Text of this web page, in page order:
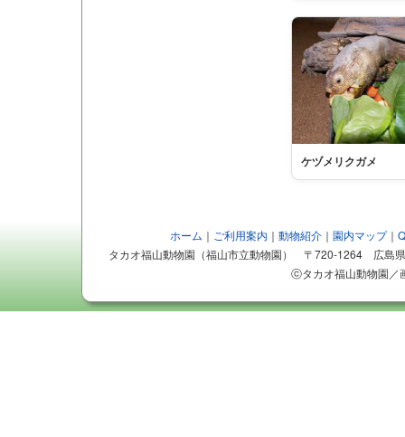
ケヅメリクガメ
ホーム ｜ ご利用案内 ｜ 動物紹介｜ 園内マップ｜
タカオ福山動物園（福山市立動物園） 〒720-1264 広島
ⓒタカオ福山動物園／